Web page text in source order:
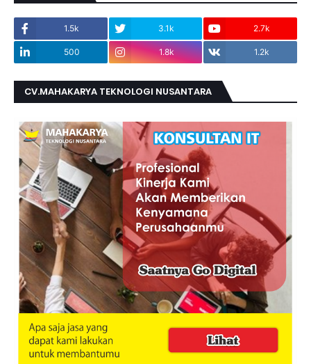
1.5k 3.1k 2.7k
500 1.8k 1.2k
CV.MAHAKARYA TEKNOLOGI NUSANTARA